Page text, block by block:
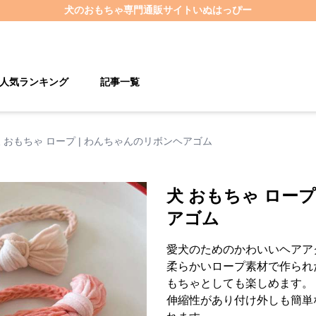
犬のおもちゃ専門通販サイト いぬはっぴー
気ランキング 記事一覧
おもちゃ ロープ | わんちゃんのリボンヘアゴム
犬 おもちゃ ロー
アゴム
愛犬のためのかわいいヘア
柔らかいロープ素材で作ら
もちゃとしても楽しめます。
伸縮性があり付け外しも簡